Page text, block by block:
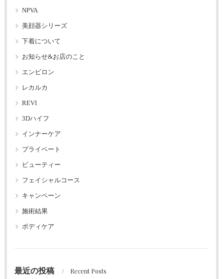
NPVA
美顔器シリーズ
下着について
お知らせ&お店のこと
エンビロン
レカルカ
REVI
3Dハイフ
インナーケア
プライベート
ビューティー
フェイシャルコース
キャンペーン
施術結果
ボディケア
最近の投稿 Recent Posts